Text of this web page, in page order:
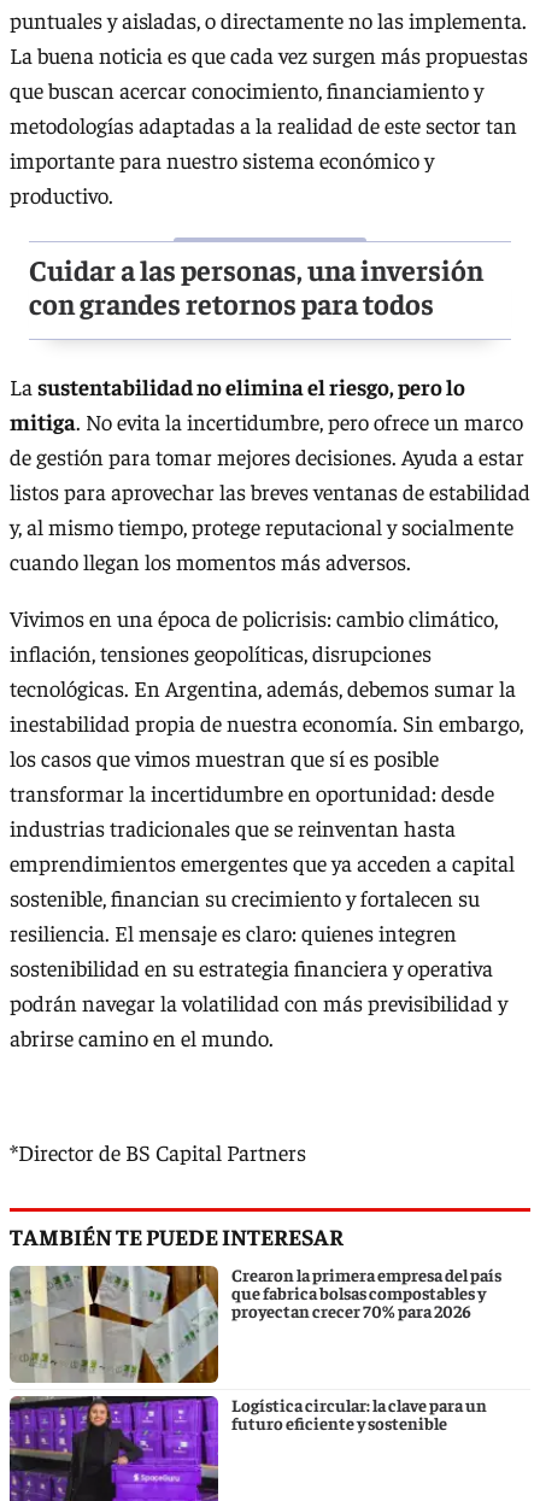
puntuales y aisladas, o directamente no las implementa.
La buena noticia es que cada vez surgen más propuestas
que buscan acercar conocimiento, financiamiento y
metodologías adaptadas a la realidad de este sector tan
importante para nuestro sistema económico y
productivo.
Cuidar a las personas, una inversión
con grandes retornos para todos
La sustentabilidad no elimina el riesgo, pero lo
mitiga. No evita la incertidumbre, pero ofrece un marco
de gestión para tomar mejores decisiones. Ayuda a estar
listos para aprovechar las breves ventanas de estabilidad
y, al mismo tiempo, protege reputacional y socialmente
cuando llegan los momentos más adversos.
Vivimos en una época de policrisis: cambio climático,
inflación, tensiones geopolíticas, disrupciones
tecnológicas. En Argentina, además, debemos sumar la
inestabilidad propia de nuestra economía. Sin embargo,
los casos que vimos muestran que sí es posible
transformar la incertidumbre en oportunidad: desde
industrias tradicionales que se reinventan hasta
emprendimientos emergentes que ya acceden a capital
sostenible, financian su crecimiento y fortalecen su
resiliencia. El mensaje es claro: quienes integren
sostenibilidad en su estrategia financiera y operativa
podrán navegar la volatilidad con más previsibilidad y
abrirse camino en el mundo.
*Director de BS Capital Partners
TAMBIÉN TE PUEDE INTERESAR
Crearon la primera empresa del país
que fabrica bolsas compostables y
proyectan crecer 70% para 2026
Logística circular: la clave para un
futuro eficiente y sostenible